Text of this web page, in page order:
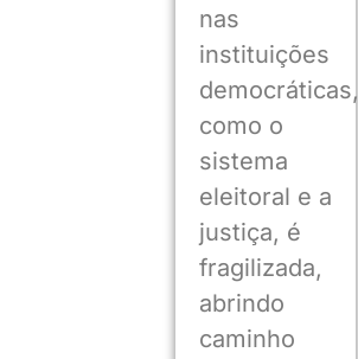
nas
instituições
democráticas,
como o
sistema
eleitoral e a
justiça, é
fragilizada,
abrindo
caminho